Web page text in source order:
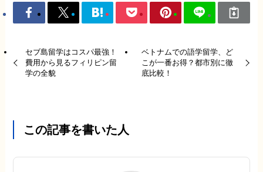
セブ島留学はコスパ最強！
費用から見るフィリピン留
学の全貌
ベトナムでの語学留学、ど
こが一番お得？都市別に徹
底比較！
この記事を書いた人